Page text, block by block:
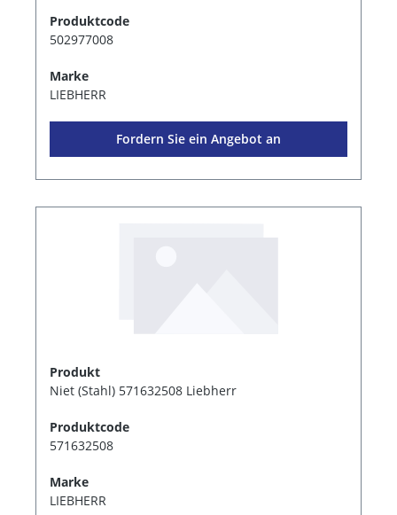
Produktcode
502977008
Marke
LIEBHERR
Fordern Sie ein Angebot an
Produkt
Niet (Stahl) 571632508 Liebherr
Produktcode
571632508
Marke
LIEBHERR